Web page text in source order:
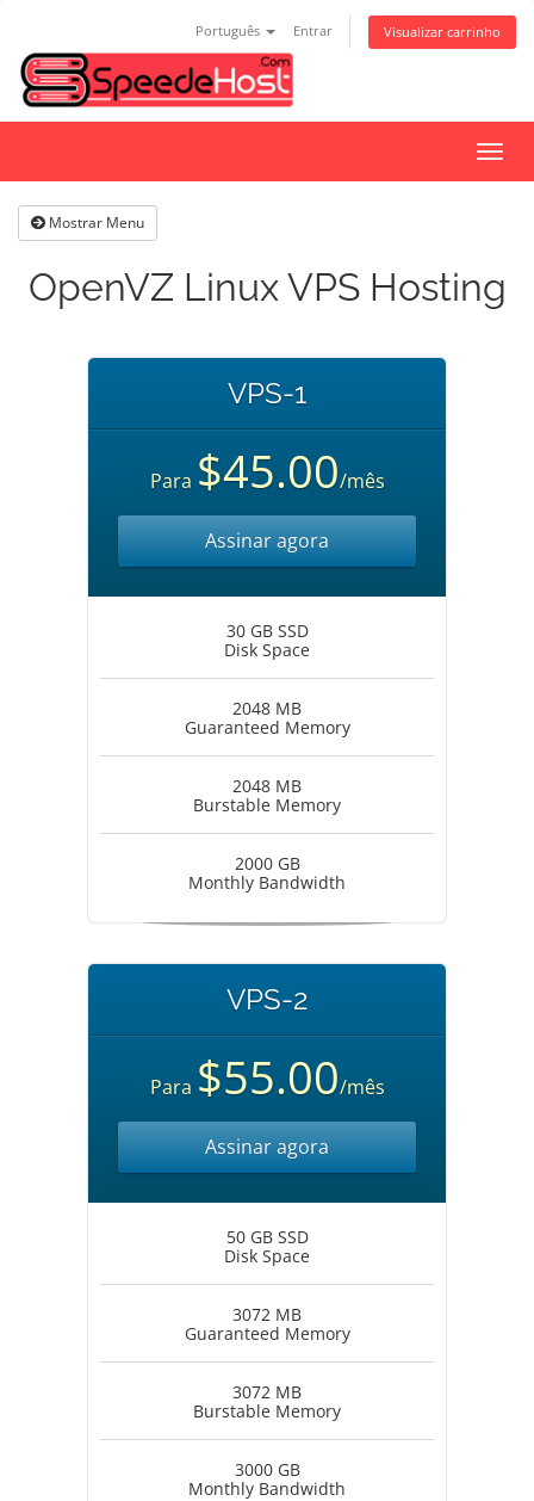
Português Entrar Visualizar carrinho
Mostrar Menu
OpenVZ Linux VPS Hosting
VPS-1
Para $45.00/mês
Assinar agora
30 GB SSD
Disk Space
2048 MB
Guaranteed Memory
2048 MB
Burstable Memory
2000 GB
Monthly Bandwidth
VPS-2
Para $55.00/mês
Assinar agora
50 GB SSD
Disk Space
3072 MB
Guaranteed Memory
3072 MB
Burstable Memory
3000 GB
Monthly Bandwidth